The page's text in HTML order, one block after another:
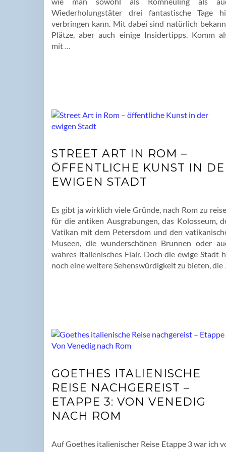
Wiederholungstäter drei fantastische Tage
verbringen kann. Mit dabei sind natürlich
Plätze, aber auch einige Insidertipps. Komm
mit
STREET ART IN ROM –
ÖFFENTLICHE KUNST IN
EWIGEN STADT
Es gibt ja wirklich viele Gründe, nach Rom zu
für die antiken Ausgrabungen, das Kolosseum,
Vatikan mit dem Petersdom und den
Museen, die wunderschönen Brunnen oder
wahres italienisches Flair. Doch die ewige Stadt
noch eine weitere Sehenswürdigkeit zu bieten, die
GOETHES ITALIENISCHE
REISE NACHGEREIST –
ETAPPE 3: VON VENEDIG
NACH ROM
Auf Goethes italienischer Reise Etappe 3 war ich